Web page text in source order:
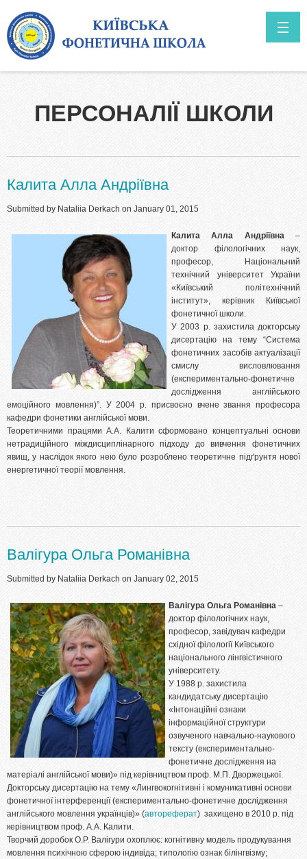
ABOUT US
ПЕРСОНАЛІЇ ШКОЛИ
Калита Алла Андріївна
Submitted by Nataliia Derkach on January 01, 2015
Калита Алла Андріївна–
доктор філологічних наук,
професор, Національний
технічний університет України
«Київський політехнічний
інститут», керівник Київської
фонетичної школи.
У 2003 р. захистила докторську
дисертацію на тему “Система
фонетичних засобів актуалізації
смислу висловлювання
(експериментально-фонетичне
дослідження англійського
емоційного мовлення)”. У 2004 р. присвоєно вчене звання професора
кафедри фонетики англійської мови.
Теоретичними працями А.А. Калити сформовано концептуальні основи
нетрадиційного міждисциплінарного підходу до вивчення фонетичних
явищ, у наслідок якого нею було розроблено теоретичне підґрунтя нової
енергетичної теорії мовлення.
Валігура Ольга Романівна
Submitted by Nataliia Derkach on January 02, 2015
Валігура Ольга Романівна –
доктор філологічних наук,
професор, завідувач кафедри
східної філології Київського
національного лінгвістичного
університету.
У 1988 р. захистила
кандидатську дисертацію
«Інтонаційні ознаки
інформаційної структури
озвученого навчально-наукового
тексту (експериментально-
фонетичне дослідження на
матеріалі англійської мови)» під керівництвом проф. М.П. Дворжецької.
Докторську дисертацію на тему «Лингвокогнітивні і комуникативні основи
фонетичної інтерференції (експериментально-фонетичне дослідження
англійського мовлення українців)» (автореферат) захищено в 2010 р. під
керівництвом проф. А.А. Калити.
Творчий доробок О.Р. Валігури охоплює: когнітивну модель продукування
мовлення психічною сферою індивіда; типологію ознак білінгвізму;